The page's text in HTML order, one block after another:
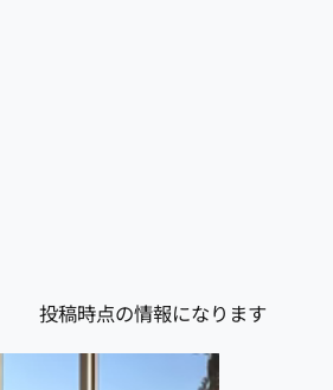
投稿時点の情報になります